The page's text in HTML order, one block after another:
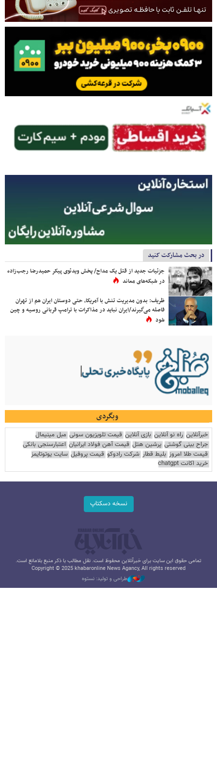
در بحث مشارکت کنید
جزئیات جدید از قتل یک مداح/ پخش ویدئوی پیکر حمیدرضا رجب‌زاده
در شبکه‌های معاند
ظریف: بدون مدیریت تنش با آمریکا، حتی دوستان ایران هم از تهران
فاصله می‌گیرند/ایران نباید در مذاکرات با ترامپ قربانی روسیه و چین
شود
وبگردی
خبرآنلاین راه نو آنلاین بازی آنلاین قیمت تلویزیون سونی مبل مینیمال
جراح بینی گوشتی پرشین هتل قیمت آهن فولاد ایرانیان اعتبارسنجی بانکی
قیمت طلا امروز بلیط قطار شرکت رادوکو قیمت پروفیل سایت یوتوتایمز
خرید اکانت chatgpt
نسخه دسکتاپ
تمامی حقوق این سایت برای خبرآنلاین محفوظ است. نقل مطالب با ذکر منبع بلامانع است.
Copyright © 2025 khabaronline News Agancy, All rights reserved
طراحی و تولید: نستوه